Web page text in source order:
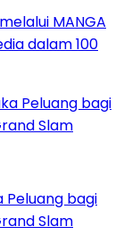
MANGA
dalam 100
Peluang bagi
Slam